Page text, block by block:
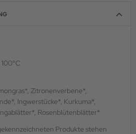
Zitronenverbene*,
Ingwerstücke*, Kurkuma*,
Rosenblütenblätter*